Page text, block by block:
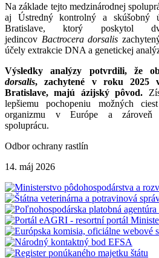
Na základe tejto medzinárodnej
aj Ústredný kontrolný a skúšobný
Bratislave, ktorý poskytol
jedincov Bactrocera dorsalis
účely extrakcie DNA a genetickej
Výsledky analýzy potvrdili, že
dorsalis, zachytené v roku 2025
Bratislave, majú ázijský pôvod.
lepšiemu pochopeniu možných
organizmu v Európe a zároveň
spoluprácu.
Odbor ochrany rastlín
14. máj 2026